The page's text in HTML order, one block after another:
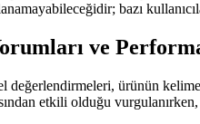
bazı
ve
değerlendirmeleri, ürünün
etkili olduğu